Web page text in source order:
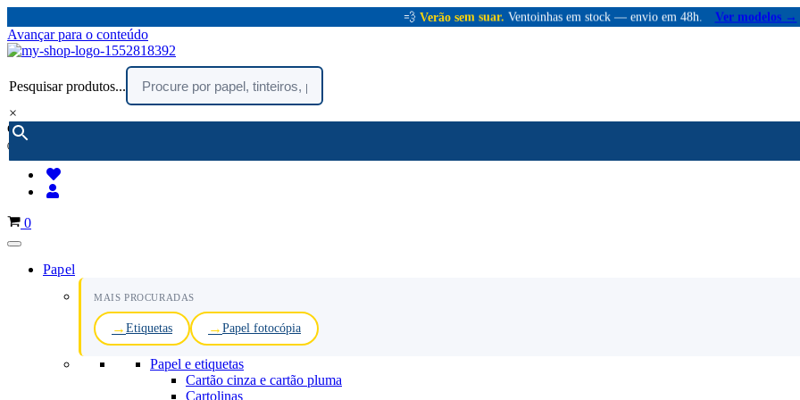
💨 Verão sem suar. Ventoinhas em stock — envio em 48h. Ver modelos →
Avançar para o conteúdo
Pesquisar produtos...
×
encomendar por telefone :
(chamada rede fixa nacional)
Carrinho
0
Papel
MAIS PROCURADAS
Etiquetas Papel fotocópia
Papel e etiquetas
Cartão cinza e cartão pluma
Cartolinas